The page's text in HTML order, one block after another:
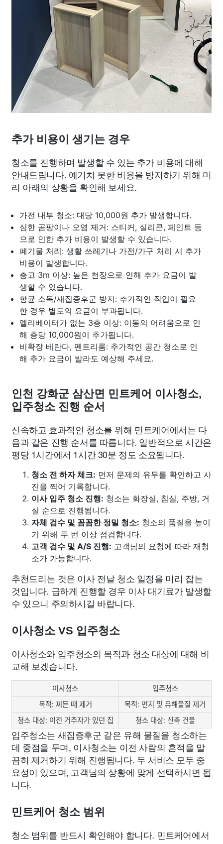
추가 비용이 생기는 경우
청소를 진행하며 발생할 수 있는 추가 비용에 대해
안내드립니다. 예기치 못한 비용을 방지하기 위해 미
리 아래의 상황을 확인해 보세요.
가전 내부 청소: 대당 10,000원 추가 발생합니다.
심한 곰팡이나 오염 제거: 스티커, 실리콘, 페인트 등
으로 인한 추가 비용이 발생할 수 있습니다.
폐기물 처리: 생활 쓰레기나 가전/가구 처리 시 추가
비용이 발생합니다.
층고 3m 이상: 높은 천장으로 인해 추가 요금이 발
생할 수 있습니다.
항균 소독/새집증후군 방지: 추가적인 작업이 필요
한 경우 별도의 요금이 부과됩니다.
엘리베이터가 없는 3층 이상: 이동의 어려움으로 인
해 층당 10,000원이 추가됩니다.
비확장 베란다, 펜트리룸: 추가적인 공간 청소로 인
해 추가 요금이 발라도 예상해 주세요.
인천 강화군 삼산면 민트케어 이사청소,
입주청소 진행 순서
신속하고 효과적인 청소를 위해 민트케어에서는 다
음과 같은 진행 순서를 따릅니다. 일반적으로 시간은
평당 1시간에서 1시간 30분 정도 소요됩니다.
청소 전 하자 체크: 먼저 문제의 유무를 확인하고 사
진을 찍어 기록합니다.
이사 입주 청소 진행: 청소는 화장실, 침실, 주방, 거
실 순으로 진행됩니다.
자체 검수 및 꼼꼼한 정밀 청소: 청소의 품질을 높이
기 위해 두 번 이상 점검합니다.
고객 검수 및 A/S 진행: 고객님의 요청에 따라 재청
소가 가능합니다.
추천드리는 것은 이사 전날 청소 일정을 미리 잡는
것입니다. 급하게 진행할 경우 이사 대기료가 발생할
수 있으니 주의하시길 바랍니다.
이사청소 VS 입주청소
이사청소와 입주청소의 목적과 청소 대상에 대해 비
교해 보겠습니다.
이사청소
입주청소
목적: 찌든 때 제거
목적: 먼지 및 유해물질 제거
청소 대상: 이전 거주자가 있던 집
청소 대상: 신축 건물
입주청소는 새집증후군 같은 유해 물질을 청소하는
데 중점을 두며, 이사청소는 이전 사람의 흔적을 말
끔히 제거하기 위해 진행됩니다. 두 서비스 모두 중
요성이 있으며, 고객님의 상황에 맞게 선택하시면 됩
니다.
민트케어 청소 범위
청소 범위를 반드시 확인해야 합니다. 민트케어에서